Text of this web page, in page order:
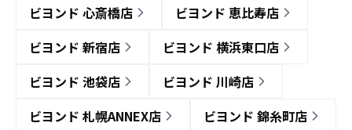
ビヨンド 心斎橋店
ビヨンド 恵比寿店
ビヨンド 新宿店
ビヨンド 横浜東口店
ビヨンド 池袋店
ビヨンド 川崎店
ビヨンド 札幌ANNEX店
ビヨンド 錦糸町店